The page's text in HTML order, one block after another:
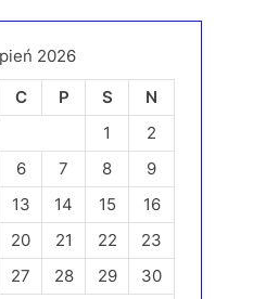
2026
C P S
N
1
2
6 7 8
9
13 14 15
16
20 21 22
23
27 28 29
30